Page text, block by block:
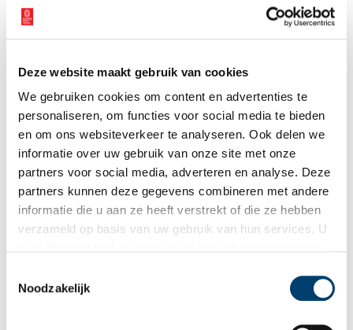
Deze website maakt gebruik van cookies
We gebruiken cookies om content en advertenties te
personaliseren, om functies voor social media te bieden
en om ons websiteverkeer te analyseren. Ook delen we
informatie over uw gebruik van onze site met onze
partners voor social media, adverteren en analyse. Deze
partners kunnen deze gegevens combineren met andere
informatie die u aan ze heeft verstrekt of die ze hebben
verzameld op basis van uw gebruik van hun services. U
Noodzakelijk
het Stadsarchief
Publicatiedatum: 28/07/2011
Ontvang de nieuwsbrief
Wilt u op de hoogte blijven van de mooiste verhalen en het
laatste erfgoednieuws? Schrijf u dan nu in voor onze
wekelijkse nieuwsbrief!